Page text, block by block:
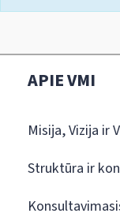
APIE VMI
Misija, Vizija ir
Struktūra ir